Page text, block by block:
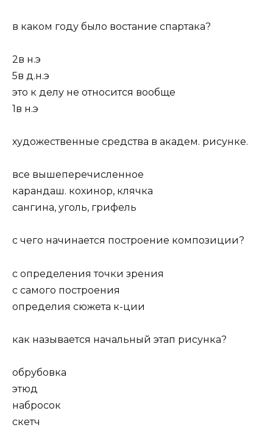
в каком году было востание спартака?
2в н.э
5в д.н.э
это к делу не относится вообще
1в н.э
художественные средства в академ. рисунке.
все вышеперечисленное
карандаш. кохинор, клячка
сангина, уголь, грифель
с чего начинается построение композиции?
с определения точки зрения
с самого построения
определия сюжета к-ции
как называется начальный этап рисунка?
обрубовка
этюд
набросок
скетч